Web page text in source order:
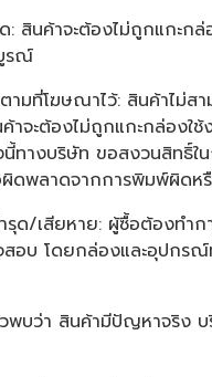
สินค้าจะต้องไม่ถูกแกะกล่
รณ์
มที่โฆษณาไว้: สินค้าไม่สา
าจะต้องไม่ถูกแกะกล่องใ
ทางบริษัท ขอสงวนสิทธิ์ใ
ผิดพลาดจากการพิมพ์ผิด
รุด/เสียหาย: ผู้ซื้อต้องทำก
สอบ โดยกล่องและอุปกร
พบว่า สินค้ามีปัญหาจริง บ